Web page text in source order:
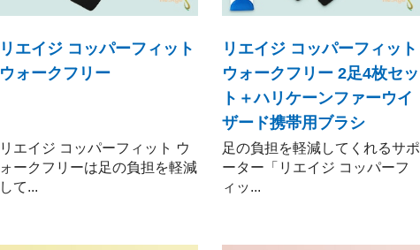
リエイジ コッパーフィット
ウォークフリー
リエイジ コッパーフィット ウ
ォークフリーは足の負担を軽減
して...
リエイジ コッパーフィット
ウォークフリー 2足4枚セッ
ト＋ハリケーンファーウイ
ザード携帯用ブラシ
足の負担を軽減してくれるサポ
ーター「リエイジ コッパーフ
ィッ...